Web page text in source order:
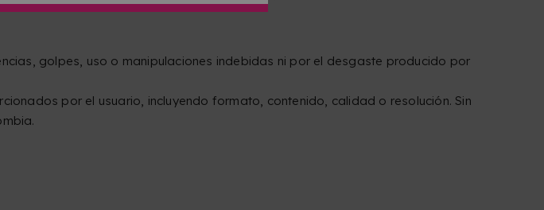
golpes, uso o manipulaciones indebidas ni por el desgaste producido por
por el usuario, incluyendo formato, contenido, calidad o resolución. Sin